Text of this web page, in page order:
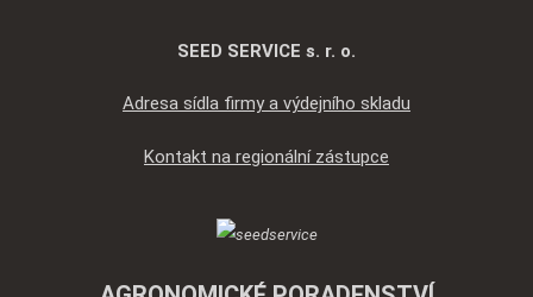
SEED SERVICE s. r. o.
Adresa sídla firmy a výdejního skladu
Kontakt na regionální zástupce